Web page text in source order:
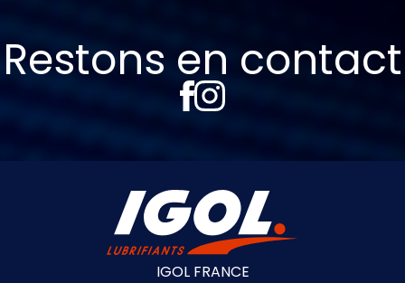
Restons en contact
IGOL FRANCE